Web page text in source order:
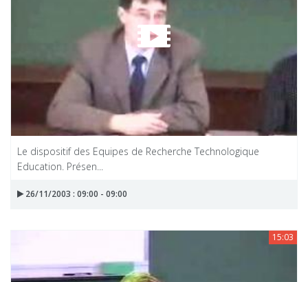
Le dispositif des Equipes de Recherche Technologique
Education. Présen...
26/11/2003 : 09:00 - 09:00
15:03